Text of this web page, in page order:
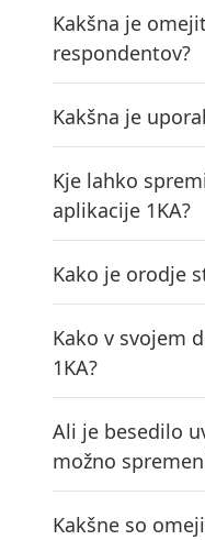
Kakšna je
respondentov?
Kakšna je
Kje lahko
aplikacije 1KA?
Kako je orodje
Kako v svojem
1KA?
Ali je besedilo
možno
Kakšne so